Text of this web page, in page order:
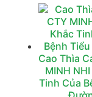
Cao Thìa
MINH
Tinh Của